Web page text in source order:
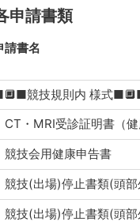
申請書類
請書名
競技規則内 様式
CT・MRI受診証明書（
競技会用健康申告書
競技(出場)停止書類(頭部
競技(出場)停止書類(頭部